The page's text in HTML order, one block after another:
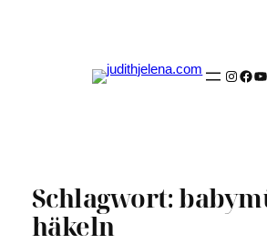
Schlagwort:
häkeln